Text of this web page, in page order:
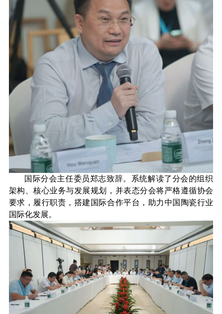
国际分会主任委员郑志致辞。系统解读了分会的组织
架构、核心业务与发展规划，并表态分会将严格遵循协会
要求，履行职责，搭建国际合作平台，助力中国陶瓷行业
国际化发展。